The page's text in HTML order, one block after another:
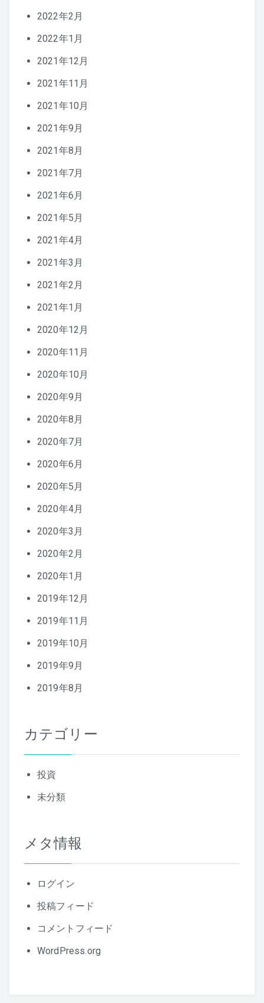
2022年2月
2022年1月
2021年12月
2021年11月
2021年10月
2021年9月
2021年8月
2021年7月
2021年6月
2021年5月
2021年4月
2021年3月
2021年2月
2021年1月
2020年12月
2020年11月
2020年10月
2020年9月
2020年8月
2020年7月
2020年6月
2020年5月
2020年4月
2020年3月
2020年2月
2020年1月
2019年12月
2019年11月
2019年10月
2019年9月
2019年8月
カテゴリー
投資
未分類
メタ情報
ログイン
投稿フィード
コメントフィード
WordPress.org